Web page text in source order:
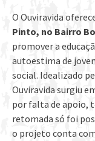
O Ouviravida
Pinto, no Bairro
promover a
autoestima de
social. Idealizado
Ouviravida surgiu
por falta de apoio,
retomada só foi
o projeto conta